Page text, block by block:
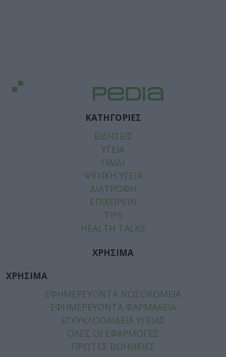
ΚΑΤΗΓΟΡΙΕΣ
ΕΙΔΗΣΕΙΣ
ΥΓΕΙΑ
ΠΑΙΔΙ
ΨΥΧΙΚΗ ΥΓΕΙΑ
ΔΙΑΤΡΟΦΗ
ΕΠΙΧΕΙΡΕΙΝ
TIPS
HEALTH TALKS
ΧΡΗΣΙΜΑ
ΧΡΗΣΙΜΑ
ΕΦΗΜΕΡΕΥΟΝΤΑ ΝΟΣΟΚΟΜΕΙΑ
ΕΦΗΜΕΡΕΥΟΝΤΑ ΦΑΡΜΑΚΕΙΑ
ΕΓΚΥΚΛΟΠΑΙΔΕΙΑ ΥΓΕΙΑΣ
ΟΛΕΣ ΟΙ ΕΦΑΡΜΟΓΕΣ
ΠΡΩΤΕΣ ΒΟΗΘΕΙΕΣ